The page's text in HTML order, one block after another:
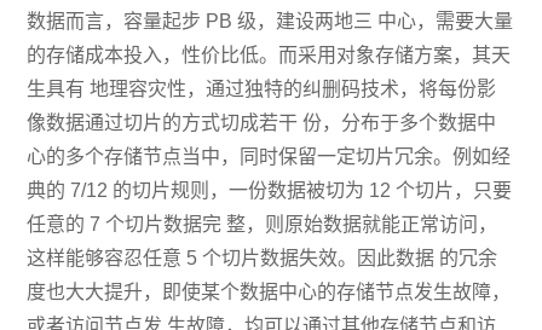
数据而言，容量起步 PB 级，建设两地三 中心，需要大量
的存储成本投入，性价比低。而采用对象存储方案，其天
生具有 地理容灾性，通过独特的纠删码技术，将每份影
像数据通过切片的方式切成若干 份，分布于多个数据中
心的多个存储节点当中，同时保留一定切片冗余。例如经
典的 7/12 的切片规则，一份数据被切为 12 个切片，只要
任意的 7 个切片数据完 整，则原始数据就能正常访问，
这样能够容忍任意 5 个切片数据失效。因此数据 的冗余
度也大大提升，即使某个数据中心的存储节点发生故障，
或者访问节点发 生故障，均可以通过其他存储节点和访